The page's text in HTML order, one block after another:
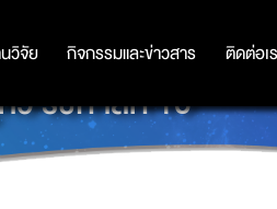
วิจัย กิจกรรมและข่าวสาร ติดต่อเ
วิจัย กิจกรรมและข่าวสาร ติดต่อเ
อกาสมหามงคลพร
ว รัชกาลที่ 10